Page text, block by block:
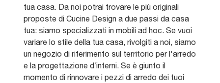
tua casa. Da noi potrai trovare le più originali
proposte di Cucine Design a due passi da casa
tua: siamo specializzati in mobili ad hoc. Se vuoi
variare lo stile della tua casa, rivolgiti a noi, siamo
un negozio di riferimento sul territorio per l'arredo
e la progettazione d’interni. Se è giunto il
momento di rinnovare i pezzi di arredo dei tuoi